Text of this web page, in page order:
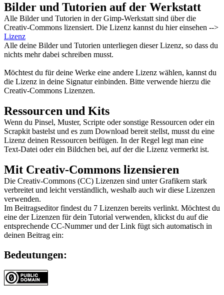
Bilder und Tutorien auf der Werkstatt
Alle Bilder und Tutorien in der Gimp-Werkstatt sind über die
Creativ-Commons lizensiert. Die Lizenz kannst du hier einsehen -->
Lizenz
Alle deine Bilder und Tutorien unterliegen dieser Lizenz, so dass du
nichts mehr dabei schreiben musst.
Möchtest du für deine Werke eine andere Lizenz wählen, kannst du
die Lizenz in deine Signatur einbinden. Bitte verwende hierzu die
Creativ-Commons Lizenzen.
Ressourcen und Kits
Wenn du Pinsel, Muster, Scripte oder sonstige Ressourcen oder ein
Scrapkit bastelst und es zum Download bereit stellst, musst du eine
Lizenz deinen Ressourcen beifügen. In der Regel legt man eine
Text-Datei oder ein Bildchen bei, auf der die Lizenz vermerkt ist.
Mit Creativ-Commons lizensieren
Die Creativ-Commons (CC) Lizenzen sind unter Grafikern stark
verbreitet und leicht verständlich, weshalb auch wir diese Lizenzen
verwenden.
Im Beitragseditor findest du 7 Lizenzen bereits verlinkt. Möchtest du
eine der Lizenzen für dein Tutorial verwenden, klickst du auf die
entsprechende CC-Nummer und der Link fügt sich automatisch in
deinen Beitrag ein:
Bedeutungen: